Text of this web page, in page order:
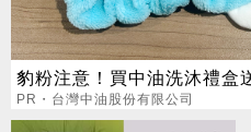
豹粉注意！買中油洗沐禮盒
PR・台灣中油股份有限公司